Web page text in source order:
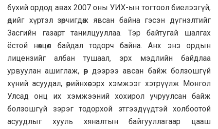
бүхий ордод авах 2007 оны УИХ-ын тогтоол биелээгүй,
өдийг хүртэл зөрчигдөж явсан байна гэсэн дүгнэлтийг
Засгийн газарт танилцууллаа. Тэр байтугай шалгах
ёстой нөхцөл байдал тодорч байна. Анх энэ ордын
лицензийг албан тушаал, эрх мэдлийн байдлаа
урвуулан ашиглаж, өөр дээрээ авсан байж болзошгүй
хүний асуудал, өөрийнхөө эрх хэмжээг хэтрүүлж Монгол
Улсад онц их хэмжээний хохирол учруулсан байж
болзошгүй зэрэг тодорхой этгээдүүдтэй холбоотой
асуудлыг хууль хяналтын байгууллагаар цааш